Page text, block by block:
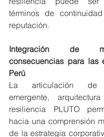
términos de
reputación.
Integración de
consecuencias para las
Perú
La articulación de
emergente,
resiliencia PLUTO
hacia una comprensión
de la estrategia